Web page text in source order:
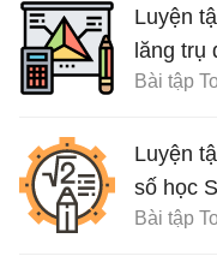
Luyện
lăng trụ
Bài tập
Luyện
số học
Bài tập